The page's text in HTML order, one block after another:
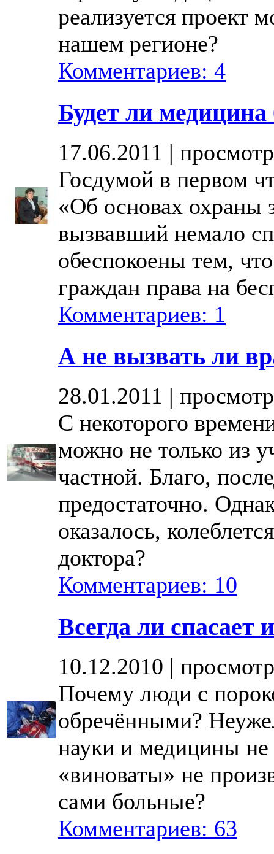
реализуется проект
нашем регионе?
Комментариев: 4
Будет ли медицина
17.06.2011 |
Госдумой в первом
«Об основах охраны
вызвавший немало
обеспокоены тем,
граждан права на
Комментариев: 1
А не вызвать ли
28.01.2011 |
С некоторого
можно не только из
частной. Благо,
предостаточно.
оказалось,
доктора?
Комментариев: 10
Всегда ли спасает
10.12.2010 |
Почему люди с
обречёнными?
науки и медицины
«виноваты» не
сами больные?
Комментариев: 63